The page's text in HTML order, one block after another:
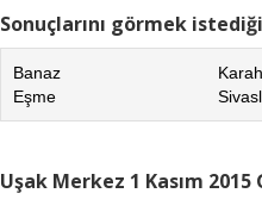
Sonuçlarını görmek
Banaz
Eşme
Uşak Merkez 1 Kasım 2015